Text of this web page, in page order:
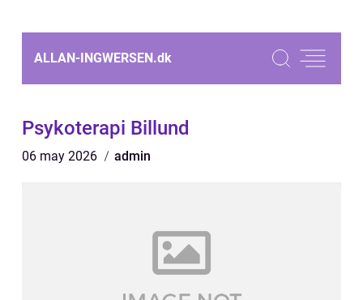
ALLAN-INGWERSEN.dk
Psykoterapi Billund
06 may 2026 admin